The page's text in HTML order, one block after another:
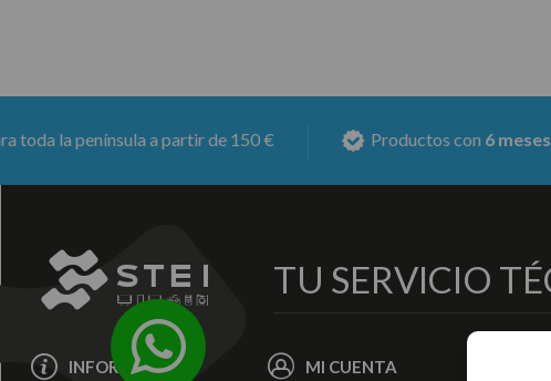
partir de 150 € Productos con 6 meses de garantía
TU SERVICIO
INFORMACIÓN MI CUENTA